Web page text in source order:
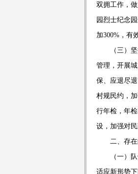
双拥工作，
园烈士纪念
加300%，有
（三）
管理，开展
保、应退尽退
村规民约，
行年检，年
设，加强对
二、存
（一）
适应新形势